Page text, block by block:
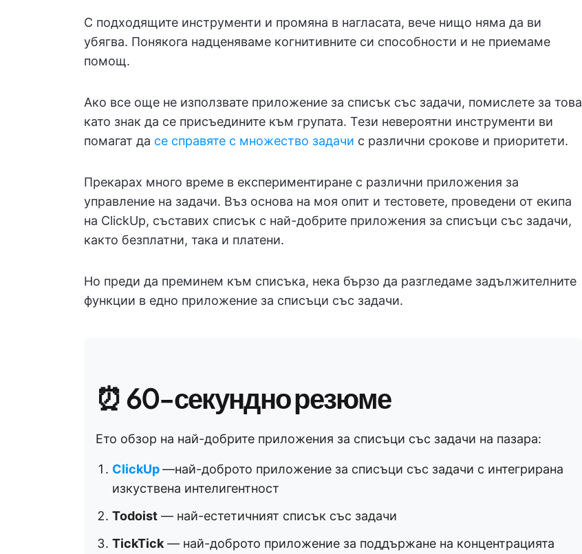
С подходящите инструменти и промяна в нагласата, вече нищо няма да ви
убягва. Понякога надценяваме когнитивните си способности и не приемаме
помощ.
Ако все още не използвате приложение за списък със задачи, помислете за това
като знак да се присъедините към групата. Тези невероятни инструменти ви
помагат да се справяте с множество задачи с различни срокове и приоритети.
Прекарах много време в експериментиране с различни приложения за
управление на задачи. Въз основа на моя опит и тестовете, проведени от екипа
на ClickUp, съставих списък с най-добрите приложения за списъци със задачи,
както безплатни, така и платени.
Но преди да преминем към списъка, нека бързо да разгледаме задължителните
функции в едно приложение за списъци със задачи.
⏰ 60-секундно резюме
Ето обзор на най-добрите приложения за списъци със задачи на пазара:
ClickUp—най-доброто приложение за списъци със задачи с интегрирана
изкуствена интелигентност
Todoist — най-естетичният списък със задачи
TickTick — най-доброто приложение за поддържане на концентрацията